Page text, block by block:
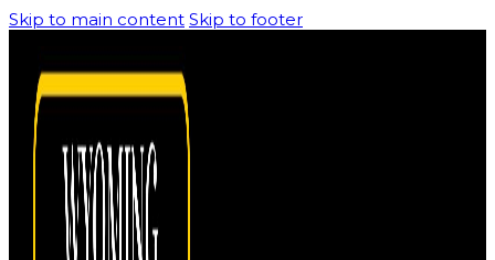
Skip to main content Skip to footer